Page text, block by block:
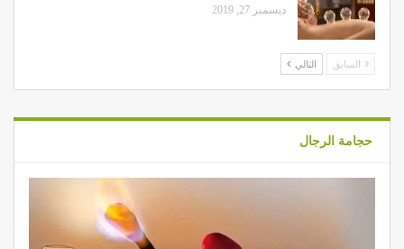
ديسمبر 27, 2019
السابق التالي
حجامة الرجال